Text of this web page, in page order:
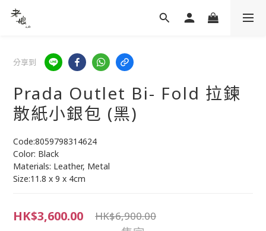
分享到
Prada Outlet Bi- Fold 拉鍊
散紙小銀包 (黑)
Code:8059798314624
Color: Black
Materials: Leather, Metal
Size:11.8 x 9 x 4cm
HK$3,600.00 HK$6,900.00